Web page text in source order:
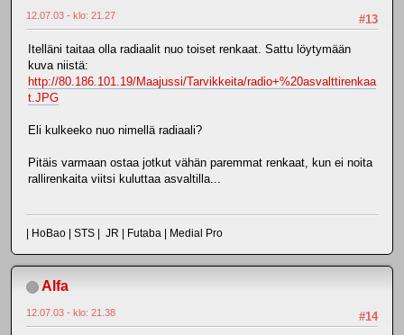
#13
12.07.03 - klo: 21.27
Itelläni taitaa olla radiaalit nuo toiset renkaat. Sattu löytymään
kuva niistä:
http://80.186.101.19/Maajussi/Tarvikkeita/radio+%20asvalttirenkaa
t.JPG
Eli kulkeeko nuo nimellä radiaali?
Pitäis varmaan ostaa jotkut vähän paremmat renkaat, kun ei noita
rallirenkaita viitsi kuluttaa asvaltilla...
| HoBao | STS | JR | Futaba | Medial Pro
Alfa
#14
12.07.03 - klo: 21.38